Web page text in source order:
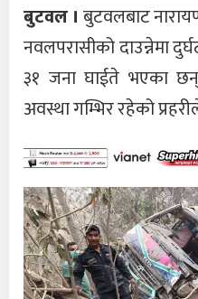
बुटवल । बुटवलबाट
नवलपरासीको दाउन्नेमा
३१ जना घाईते भएका
अवस्था गम्भिर रहेको